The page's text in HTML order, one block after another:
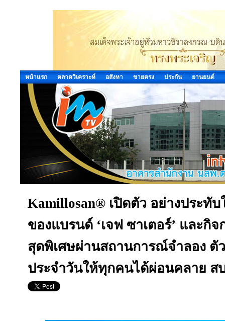
หน้าแรก ตลาดวิเคราะห์ อสังหา ขายตรง ประกัน ยานยนต์
Kamillosan® เปิดตัว อย่างประทั
ของแบรนด์ ‘เจฟ ซาเตอร์’ และกิ
สุดพิเศษผ่านสถานการณ์จำลอง
ประจำวันให้ทุกคนได้ผ่อนคลาย ส